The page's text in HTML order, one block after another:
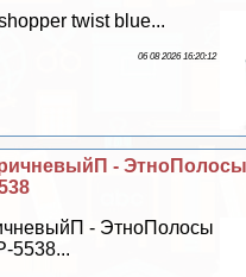
twist blue...
06 08 2026 16:20:12
-
- ЭтноПолосы
5538...